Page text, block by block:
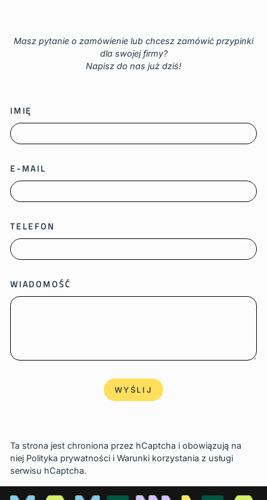
Masz pytanie o zamówienie lub chcesz zamówić przypinki
dla swojej firmy?
Napisz do nas już dziś!
IMIĘ
E-MAIL
TELEFON
WIADOMOŚĆ
WYŚLIJ
Ta strona jest chroniona przez hCaptcha i obowiązują na
niej Polityka prywatności i Warunki korzystania z usługi
serwisu hCaptcha.